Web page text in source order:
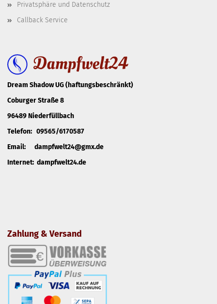
Privatsphäre und Datenschutz
Callback Service
Dream Shadow UG (haftungsbeschränkt)
Coburger Straße 8
96489 Niederfüllbach
Telefon: 09565/6170587
Email: dampfwelt24@gmx.de
Internet: dampfwelt24.de
Zahlung & Versand